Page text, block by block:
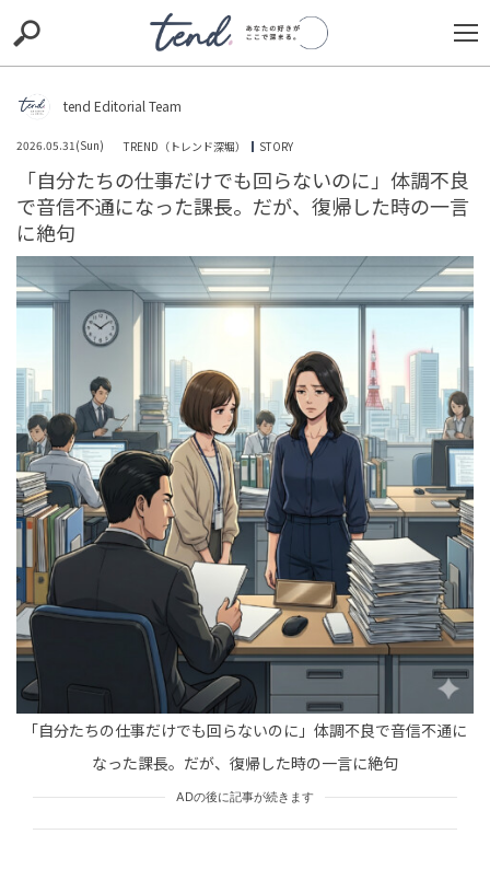
trill nordot RECOMMEND ARENA TOP
「未だに最前線を走ってる姿にアッパレです」ユーミン
がAIを使った壮大な野望を語る！林先生も驚愕の衝撃プラ
ンとは？
HUMAN（話題の人）
ARTISTS
tend Editorial Team
「軽く考えてはいけない問題」「警察案件だと思う」と
ネットで共感の声続出。フィフィ、新潟県五泉市の中学
校で起きた水酸化ナト...
HUMAN（話題の人）
LEADERS
tend Editorial Team
る政局の突破口とSNSで渦巻く期待と懸念の行方
HUMAN（話題の人）
LEADERS
tend Editorial Team
2026.05.31(Sun) TREND（トレンド深堀） STORY
「自分たちの仕事だけでも回らないのに」体調不良
で音信不通になった課長。だが、復帰した時の一言
に絶句
「自分たちの仕事だけでも回らないのに」体調不良で音信不通に
なった課長。だが、復帰した時の一言に絶句
ADの後に記事が続きます